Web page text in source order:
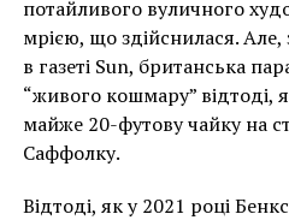
идеально совпали с
проекта данной площадки».
потайливого вуличного
мрією, що здійснилася.
в газеті Sun, британська
“живого кошмару” відтоді,
майже 20-футову чайку на
Саффолку.
Відтоді, як у 2021 році